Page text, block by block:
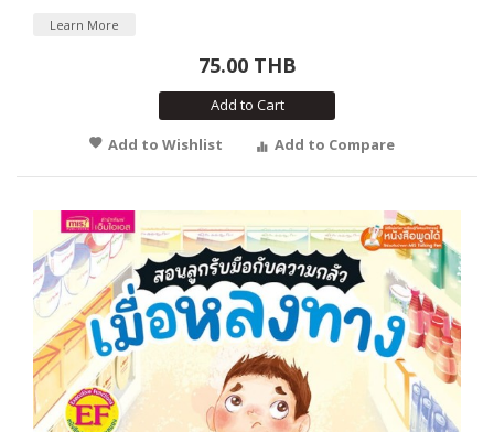
Learn More
75.00 THB
Add to Cart
Add to Wishlist
Add to Compare